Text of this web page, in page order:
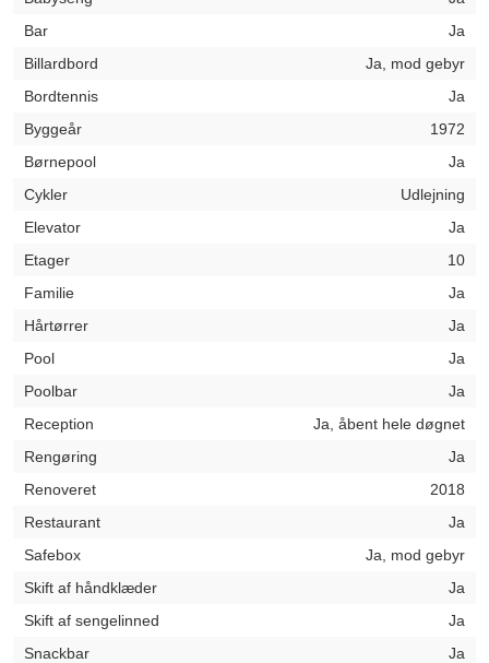
Bar
Ja
Billardbord
Ja, mod gebyr
Bordtennis
Ja
Byggeår
1972
Børnepool
Ja
Cykler
Udlejning
Elevator
Ja
Etager
10
Familie
Ja
Hårtørrer
Ja
Pool
Ja
Poolbar
Ja
Reception
Ja, åbent hele døgnet
Rengøring
Ja
Renoveret
2018
Restaurant
Ja
Safebox
Ja, mod gebyr
Skift af håndklæder
Ja
Skift af sengelinned
Ja
Snackbar
Ja